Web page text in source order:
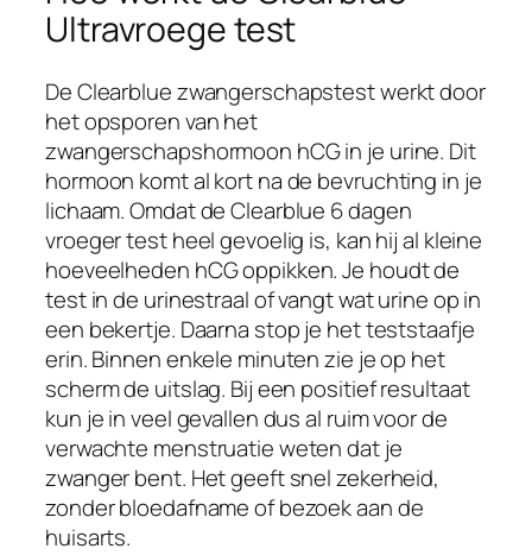
Ultravroege test
De Clearblue zwangerschapstest werkt door
het opsporen van het
zwangerschapshormoon hCG in je urine. Dit
hormoon komt al kort na de bevruchting in je
lichaam. Omdat de Clearblue 6 dagen
vroeger test heel gevoelig is, kan hij al kleine
hoeveelheden hCG oppikken. Je houdt de
test in de urinestraal of vangt wat urine op in
een bekertje. Daarna stop je het teststaafje
erin. Binnen enkele minuten zie je op het
scherm de uitslag. Bij een positief resultaat
kun je in veel gevallen dus al ruim voor de
verwachte menstruatie weten dat je
zwanger bent. Het geeft snel zekerheid,
zonder bloedafname of bezoek aan de
huisarts.